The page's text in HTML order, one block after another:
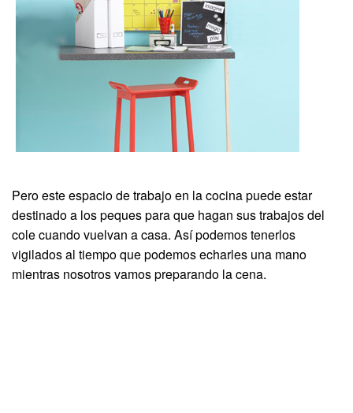
Pero este espacio de trabajo en la cocina puede estar
destinado a los peques para que hagan sus trabajos del
cole cuando vuelvan a casa. Así podemos tenerlos
vigilados al tiempo que podemos echarles una mano
mientras nosotros vamos preparando la cena.